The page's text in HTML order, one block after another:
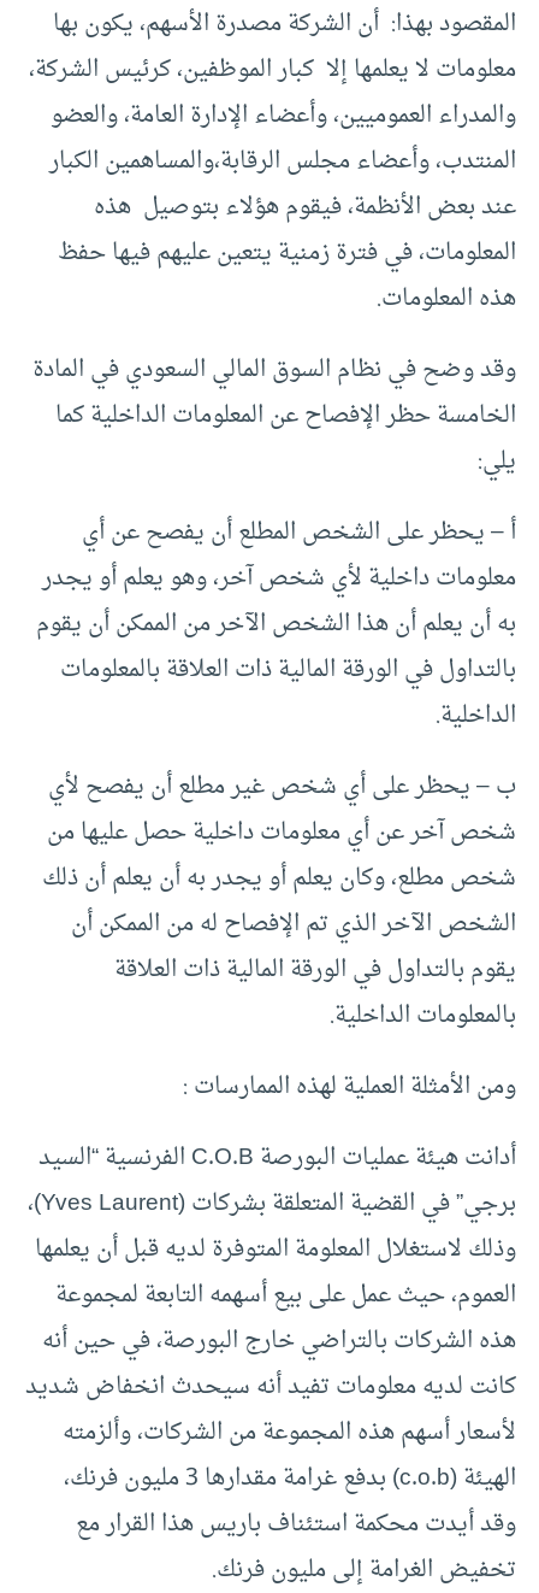
المقصود بهذا: أن الشركة مصدرة الأسهم، يكون بها
معلومات لا يعلمها إلا كبار الموظفين، كرئيس الشركة،
والمدراء العموميين، وأعضاء الإدارة العامة، والعضو
المنتدب، وأعضاء مجلس الرقابة،والمساهمين الكبار
عند بعض الأنظمة، فيقوم هؤلاء بتوصيل هذه
المعلومات، في فترة زمنية يتعين عليهم فيها حفظ
هذه المعلومات.
وقد وضح في نظام السوق المالي السعودي في المادة
الخامسة حظر الإفصاح عن المعلومات الداخلية كما
يلي:
‌أ – يحظر على الشخص المطلع أن يفصح عن أي
معلومات داخلية لأي شخص آخر، وهو يعلم أو يجدر
به أن يعلم أن هذا الشخص الآخر من الممكن أن يقوم
بالتداول في الورقة المالية ذات العلاقة بالمعلومات
الداخلية.
‌ب – يحظر على أي شخص غير مطلع أن يفصح لأي
شخص آخر عن أي معلومات داخلية حصل عليها من
شخص مطلع، وكان يعلم أو يجدر به أن يعلم أن ذلك
الشخص الآخر الذي تم الإفصاح له من الممكن أن
يقوم بالتداول في الورقة المالية ذات العلاقة
بالمعلومات الداخلية.
ومن الأمثلة العملية لهذه الممارسات :
أدانت هيئة عمليات البورصة C.O.B الفرنسية “السيد
برجي” في القضية المتعلقة بشركات (Yves Laurent)،
وذلك لاستغلال المعلومة المتوفرة لديه قبل أن يعلمها
العموم، حيث عمل على بيع أسهمه التابعة لمجموعة
هذه الشركات بالتراضي خارج البورصة، في حين أنه
كانت لديه معلومات تفيد أنه سيحدث انخفاض شديد
لأسعار أسهم هذه المجموعة من الشركات، وألزمته
الهيئة (c.o.b) بدفع غرامة مقدارها 3 مليون فرنك،
وقد أيدت محكمة استئناف باريس هذا القرار مع
تخفيض الغرامة إلى مليون فرنك.